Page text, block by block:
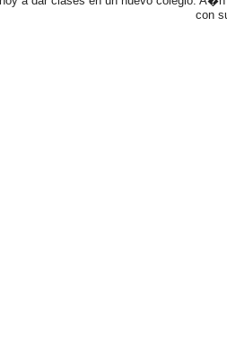
con